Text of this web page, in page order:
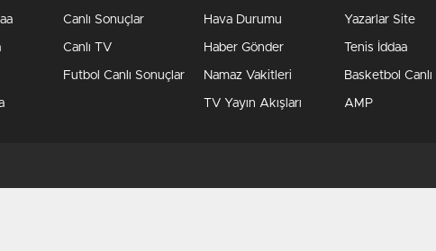
Canlı Sonuçlar
Canlı TV
Futbol Canlı Sonuçlar
Hava Durumu
Haber Gönder
Namaz Vakitleri
TV Yayın Akışları
Yazarlar Site
Tenis İddaa
Basketbol Canlı
AMP